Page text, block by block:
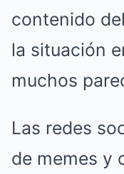
contenido
la situación
muchos
Las redes
de memes y